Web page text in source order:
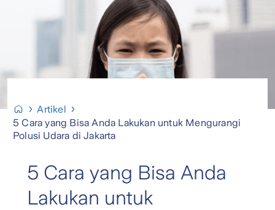
Artikel
5 Cara yang Bisa Anda Lakukan untuk Mengurangi
Polusi Udara di Jakarta
5 Cara yang Bisa Anda
Lakukan untuk